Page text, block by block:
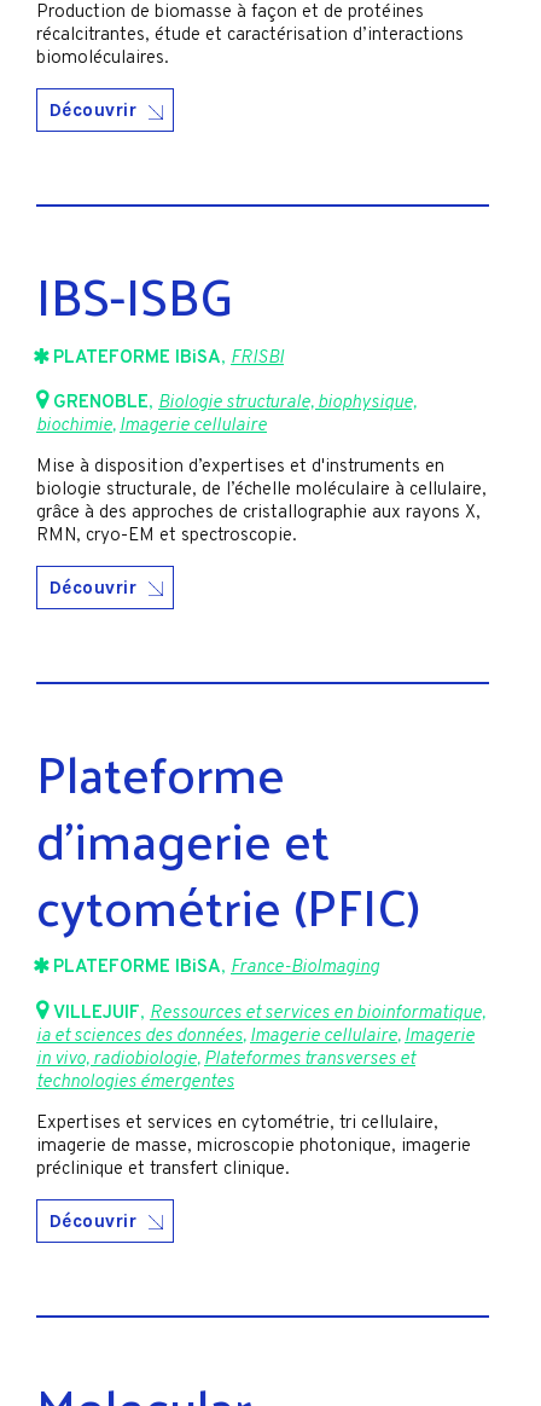
Production de biomasse à façon et de protéines
récalcitrantes, étude et caractérisation d’interactions
biomoléculaires.
Découvrir
IBS-ISBG
PLATEFORME IBiSA, FRISBI
GRENOBLE, Biologie structurale, biophysique,
biochimie, Imagerie cellulaire
Mise à disposition d’expertises et d'instruments en
biologie structurale, de l’échelle moléculaire à cellulaire,
grâce à des approches de cristallographie aux rayons X,
RMN, cryo-EM et spectroscopie.
Découvrir
Plateforme
d’imagerie et
cytométrie (PFIC)
PLATEFORME IBiSA, France-BioImaging
VILLEJUIF, Ressources et services en bioinformatique,
ia et sciences des données, Imagerie cellulaire, Imagerie
in vivo, radiobiologie, Plateformes transverses et
technologies émergentes
Expertises et services en cytométrie, tri cellulaire,
imagerie de masse, microscopie photonique, imagerie
préclinique et transfert clinique.
Découvrir